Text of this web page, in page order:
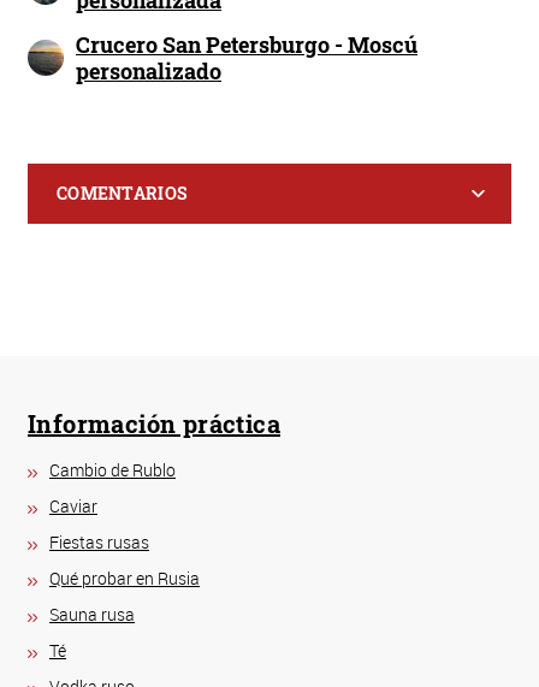
Crucero San Petersburgo - Moscú
personalizado
COMENTARIOS
Información práctica
Cambio de Rublo
Caviar
Fiestas rusas
Qué probar en Rusia
Sauna rusa
Té